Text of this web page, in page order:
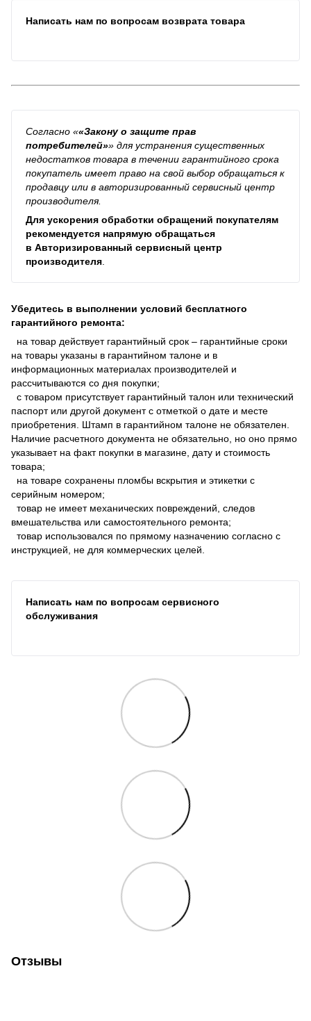
Написать нам по вопросам возврата товара
Согласно ««Закону о защите прав
потребителей»» для устранения существенных
недостатков товара в течении гарантийного срока
покупатель имеет право на свой выбор обращаться к
продавцу или в авторизированный сервисный центр
производителя.
Для ускорения обработки обращений покупателям
рекомендуется напрямую обращаться
в Авторизированный сервисный центр
производителя
Убедитесь в выполнении условий бесплатного
гарантийного ремонта:
на товар действует гарантийный срок – гарантийные сроки
на товары указаны в гарантийном талоне и в
информационных материалах производителей и
рассчитываются со дня покупки;
с товаром присутствует гарантийный талон или технический
паспорт или другой документ с отметкой о дате и месте
приобретения. Штамп в гарантийном талоне не обязателен.
Наличие расчетного документа не обязательно, но оно прямо
указывает на факт покупки в магазине, дату и стоимость
товара;
на товаре сохранены пломбы вскрытия и этикетки с
серийным номером;
товар не имеет механических повреждений, следов
вмешательства или самостоятельного ремонта;
товар использовался по прямому назначению согласно с
инструкцией, не для коммерческих целей.
Написать нам по вопросам сервисного
обслуживания
Отзывы